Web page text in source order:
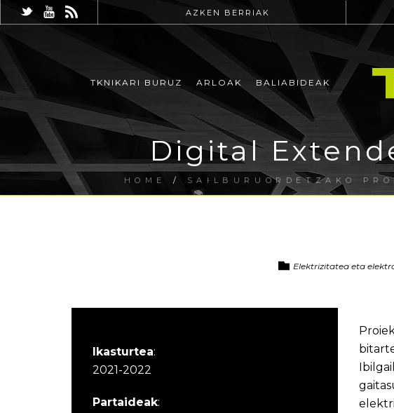
AZKEN BERRIAK
TKNIKARI BURUZ ARLOAK BALIABIDEAK
Digital
HOME / SAILBURUORDETZAKO
Elektrizitatea eta
Ikasturtea:
2021-2022
Partaideak: